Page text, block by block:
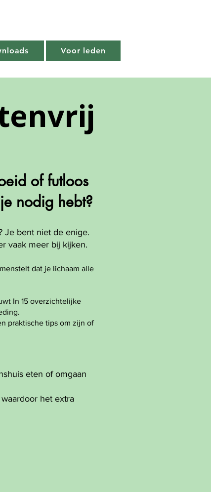
Voor leden
of futloos
nodig hebt?
Je bent niet de enige.
vaak meer bij kijken.
dat je lichaam alle
In 15 overzichtelijke
praktische tips om zijn of
eten of omgaan
het extra